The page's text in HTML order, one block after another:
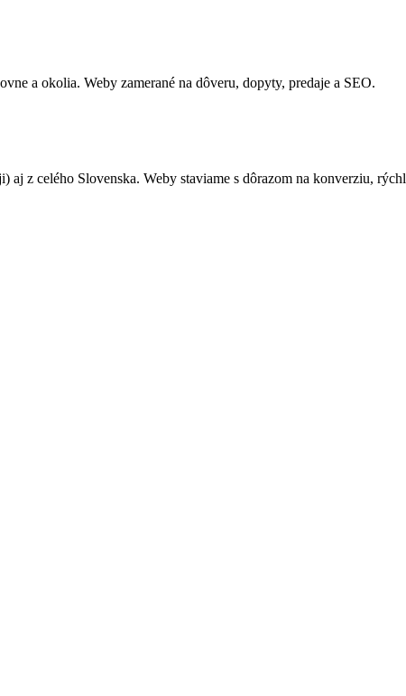
a okolia. Weby zamerané na dôveru, dopyty, predaje a SEO.
aj z celého Slovenska. Weby staviame s dôrazom na konverziu,